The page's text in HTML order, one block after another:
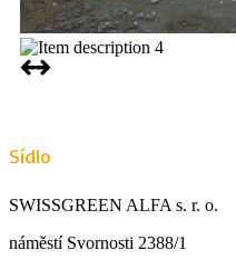
Sídlo
SWISSGREEN ALFA s. r. o.
náměstí Svornosti 2388/1